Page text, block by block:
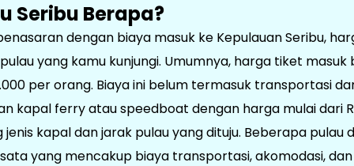
Seribu Berapa?
dengan biaya masuk ke Kepulauan Seribu,
yang kamu kunjungi. Umumnya, harga tiket
per orang. Biaya ini belum termasuk transportasi
kapal ferry atau speedboat dengan harga mulai dari
kapal dan jarak pulau yang dituju. Beberapa pulau
yang mencakup biaya transportasi, akomodasi,